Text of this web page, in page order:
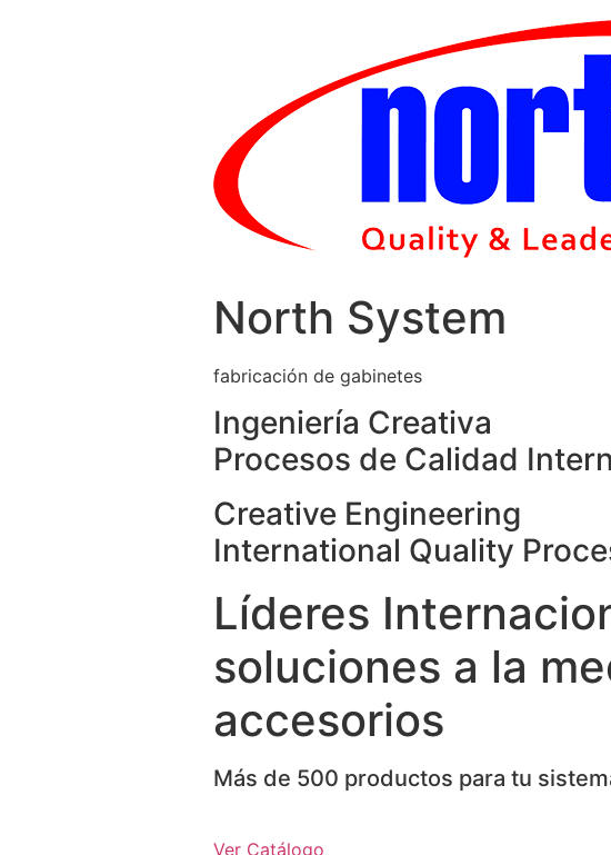
North System
fabricación de gabinetes
Ingeniería Creativa
Procesos de Calidad
Creative Engineering
International Quality
Líderes
soluciones a la
accesorios
Más de 500 productos para tu
Ver Catálogo